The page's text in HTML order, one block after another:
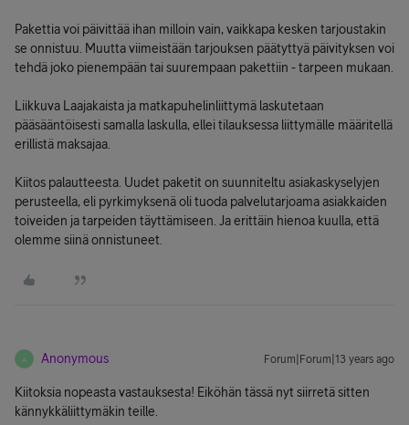
Pakettia voi päivittää ihan milloin vain, vaikkapa kesken tarjoustakin
se onnistuu. Muutta viimeistään tarjouksen päätyttyä päivityksen voi
tehdä joko pienempään tai suurempaan pakettiin - tarpeen mukaan.
Liikkuva Laajakaista ja matkapuhelinliittymä laskutetaan
pääsääntöisesti samalla laskulla, ellei tilauksessa liittymälle määritellä
erillistä maksajaa.
Kiitos palautteesta. Uudet paketit on suunniteltu asiakaskyselyjen
perusteella, eli pyrkimyksenä oli tuoda palvelutarjoama asiakkaiden
toiveiden ja tarpeiden täyttämiseen. Ja erittäin hienoa kuulla, että
olemme siinä onnistuneet.
A Anonymous Forum|Forum|13 years ago
Kiitoksia nopeasta vastauksesta! Eiköhän tässä nyt siirretä sitten
kännykkäliittymäkin teille.